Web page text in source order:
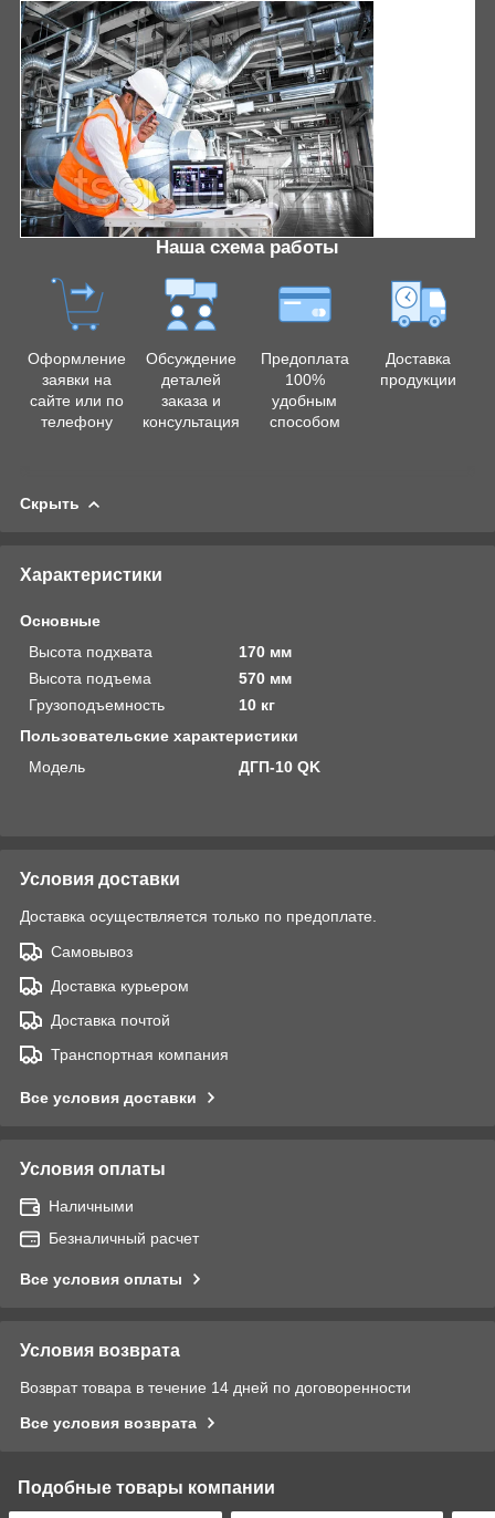
Наша схема работы
Оформление
заявки на
сайте или по
телефону
Обсуждение
деталей
заказа и
консультация
Предоплата
100%
удобным
способом
Доставка
продукции
Скрыть
Характеристики
Основные
Высота подхвата
170 мм
Высота подъема
570 мм
Грузоподъемность
10 кг
Пользовательские характеристики
Модель
ДГП-10 QK
Условия доставки
Доставка осуществляется только по предоплате.
Самовывоз
Доставка курьером
Доставка почтой
Транспортная компания
Все условия доставки
Условия оплаты
Наличными
Безналичный расчет
Все условия оплаты
Условия возврата
Возврат товара в течение 14 дней по договоренности
Все условия возврата
Подобные товары компании